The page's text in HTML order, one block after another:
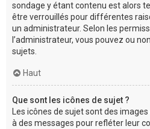
sondage y étant contenu est alors
être verrouillés pour différentes
un administrateur. Selon les
l’administrateur, vous pouvez ou
sujets.
Haut
Que sont les icônes de sujet ?
Les icônes de sujet sont des
à des messages pour refléter leur